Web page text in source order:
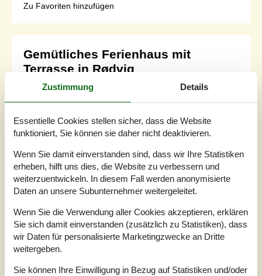
Zu Favoriten hinzufügen
Gemütliches Ferienhaus mit
Terrasse in Rødvig
6 Personen
7 Übernachtungen
Zustimmung Details
Essentielle Cookies stellen sicher, dass die Website
funktioniert, Sie können sie daher nicht deaktivieren.
Wenn Sie damit einverstanden sind, dass wir Ihre Statistiken
erheben, hilft uns dies, die Website zu verbessern und
weiterzuentwickeln. In diesem Fall werden anonymisierte
Daten an unsere Subunternehmer weitergeleitet.
Wenn Sie die Verwendung aller Cookies akzeptieren, erklären
Sie sich damit einverstanden (zusätzlich zu Statistiken), dass
wir Daten für personalisierte Marketingzwecke an Dritte
weitergeben.
Sie können Ihre Einwilligung in Bezug auf Statistiken und/oder